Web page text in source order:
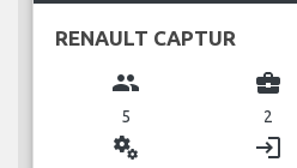
RENAULT CAPTUR
group
5
business_center
2
miscellaneous_services login